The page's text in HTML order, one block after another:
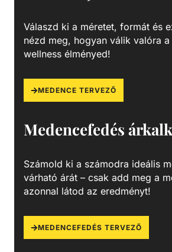
Válaszd ki a méretet, formát és
nézd meg, hogyan válik valóra
wellness élményed!
MEDENCE TERVEZŐ
Medencefedés
Számold ki a számodra ideális
várható árát – csak add meg a
azonnal látod az eredményt!
MEDENCEFEDÉS TERVEZŐ